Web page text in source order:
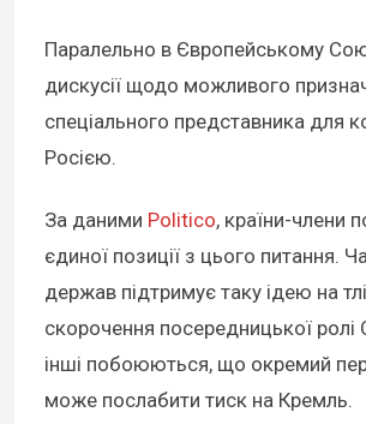
Паралельно в Європейському
дискусії щодо можливого
спеціального представника для
Росією.
За даними Politico, країни-члени
єдиної позиції з цього питання.
держав підтримує таку ідею на
скорочення посередницької ролі
інші побоюються, що окремий
може послабити тиск на Кремль.